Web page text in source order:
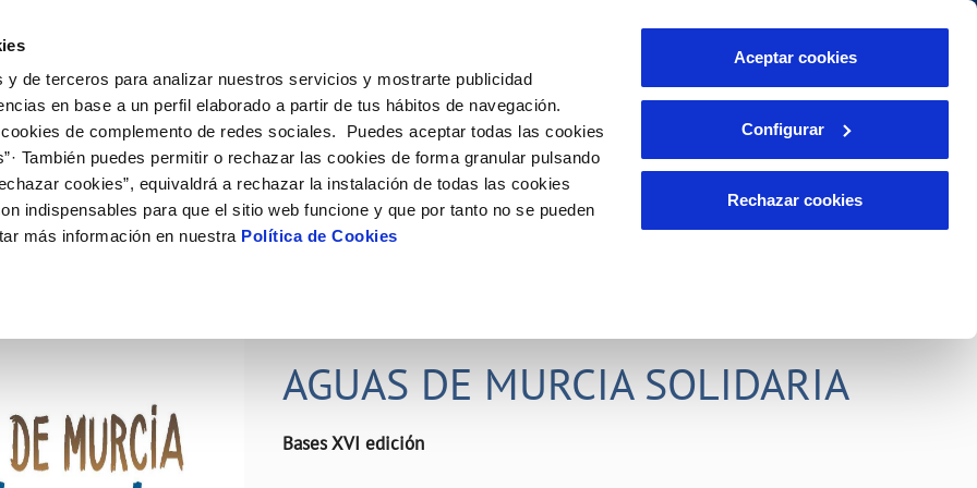
y de terceros para analizar nuestros servicios y mostrarte publicidad
en base a un perfil elaborado a partir de tus hábitos de navegación.
de complemento de redes sociales. Puedes aceptar todas las cookies
También puedes permitir o rechazar las cookies de forma granular pulsando
cookies”, equivaldrá a rechazar la instalación de todas las cookies
indispensables para que el sitio web funcione y que por tanto no se pueden
más información en nuestra Política de Cookies
Aceptar cookies
Configurar
Rechazar cookies
de titular
de suministro
MODIFICACIÓN DE DATOS
Actualizar datos bancários
Actualizar datos de domicilio
INCIDENCIAS
Comunica anomalías o posibles
VER TODAS LAS GESTIONES
Tu Servicio
AL CLIENTE
contacto
COMPROMISO DE SERVICIO
Carta de compromisos
Customer Counsel (Defensa del cliente)
Tu Agua
del agua
consumidor
CUIDADOS DEL AGUA
Consejos de ahorro
Depósitos comunitarios
comunitarios
Conócenos
DE GESTIÓN Y CERTIFICADOS
PERFIL DEL CONTRATANTE
Plataforma de contratación del sector
público
Licitaciones en curso
PORTAL DE TRANSPARENCIA
Nuestros compromisos Área de clientes
AGUAS DE MURCIA SOLIDARIA
Bases XVI edición